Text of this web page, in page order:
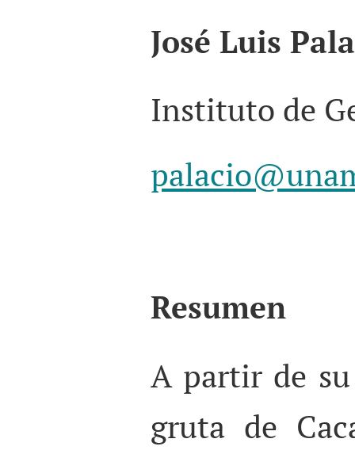
José Luis
Instituto de
Resumen
A partir de
gruta de